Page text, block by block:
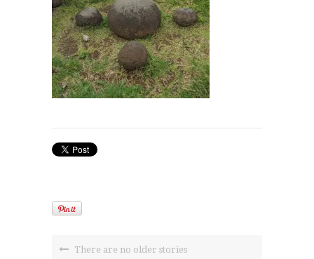
There are no older stories